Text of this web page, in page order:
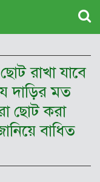
রাখা যাবে
দাড়ির মত
ছোট করা
বাধিত